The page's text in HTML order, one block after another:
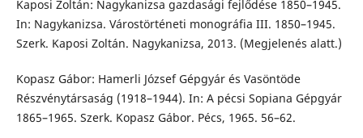
Kaposi Zoltán: Nagykanizsa gazdasági fejlődése 1850–1945.
In: Nagykanizsa. Várostörténeti monográfia III. 1850–1945.
Szerk. Kaposi Zoltán. Nagykanizsa, 2013. (Megjelenés alatt.)
Kopasz Gábor: Hamerli József Gépgyár és Vasöntöde
Részvénytársaság (1918–1944). In: A pécsi Sopiana Gépgyár
1865–1965. Szerk. Kopasz Gábor. Pécs, 1965. 56–62.